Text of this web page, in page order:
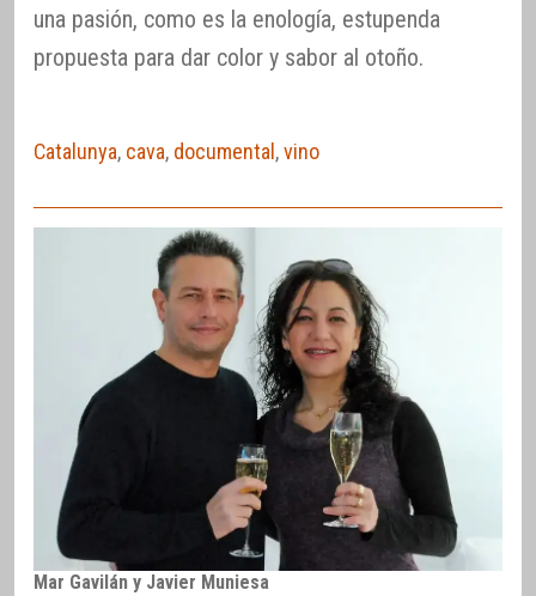
una pasión, como es la enología, estupenda
propuesta para dar color y sabor al otoño.
Catalunya, cava, documental ,vino
Mar Gavilán y Javier Muniesa